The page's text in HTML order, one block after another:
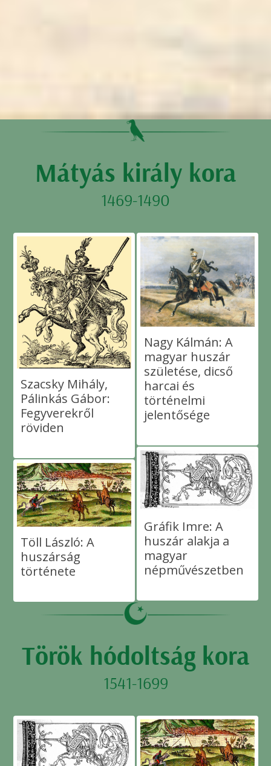
Mátyás király kora
1469-1490
Szacsky Mihály,
Pálinkás Gábor:
Fegyverekről
röviden
Nagy Kálmán: A
magyar huszár
születése, dicső
harcai és
történelmi
jelentősége
Gráfik Imre: A
huszár alakja a
magyar
népművészetben
Töll László: A
huszárság
története
Török hódoltság kora
1541-1699